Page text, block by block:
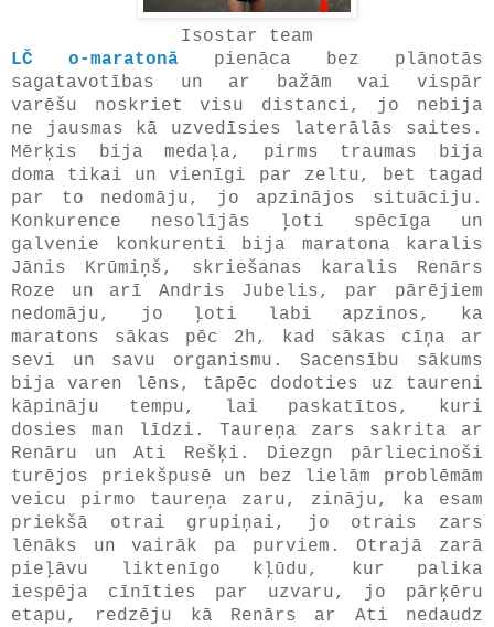
Isostar team
LČ o-maratonā
pienāca bez plānotās
sagatavotības un ar bažām vai vispār
varēšu noskriet visu distanci, jo nebija
ne jausmas kā uzvedīsies laterālās saites.
Mērķis bija medaļa, pirms traumas bija
doma tikai un vienīgi par zeltu, bet tagad
par to nedomāju, jo apzinājos situāciju.
Konkurence nesolījās ļoti spēcīga un
galvenie konkurenti bija maratona karalis
Jānis Krūmiņš, skriešanas karalis Renārs
Roze un arī Andris Jubelis, par pārējiem
nedomāju, jo ļoti labi apzinos, ka
maratons sākas pēc 2h, kad sākas cīņa ar
sevi un savu organismu. Sacensību sākums
bija varen lēns, tāpēc dodoties uz taureni
kāpināju tempu, lai paskatītos, kuri
dosies man līdzi. Taureņa zars sakrita ar
Renāru un Ati Rešķi. Diezgn pārliecinoši
turējos priekšpusē un bez lielām problēmām
veicu pirmo taureņa zaru, zināju, ka esam
priekšā otrai grupiņai, jo otrais zars
lēnāks un vairāk pa purviem. Otrajā zarā
pieļāvu liktenīgo kļūdu, kur palika
iespēja cīnīties par uzvaru, jo pārķēru
etapu, redzēju kā Renārs ar Ati nedaudz